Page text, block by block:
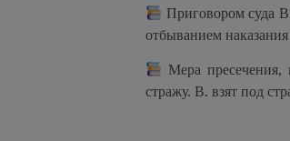
Приговором суда
отбыванием
Мера
стражу. В. взят под